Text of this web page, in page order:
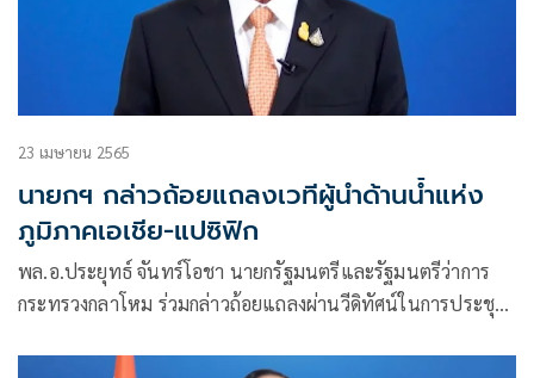
23 เมษายน 2565
นายกฯ กล่าวถ้อยแถลงเวทีผู้นำด้านน้ำแห่ง
ภูมิภาคเอเชีย-แปซิฟิก
พล.อ.ประยุทธ์ จันทร์โอชา นายกรัฐมนตรีและรัฐมนตรีว่าการ
กระทรวงกลาโหม ร่วมกล่าวถ้อยแถลงผ่านวีดิทัศน์ในการประชุม